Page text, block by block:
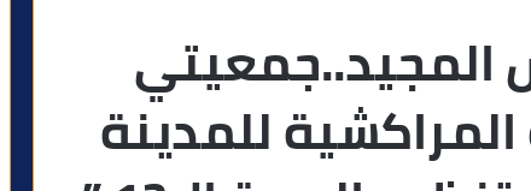
المجيد..جمعيتي
للمدينة